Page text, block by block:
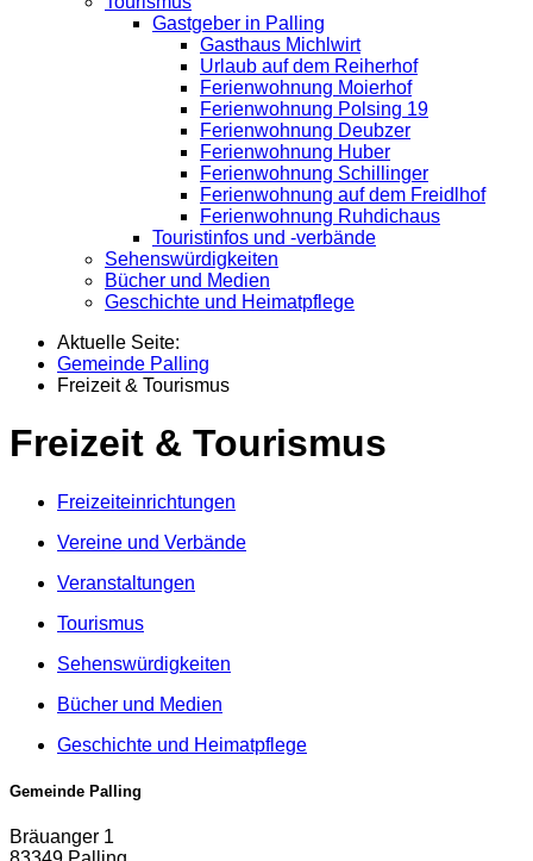
Gastgeber in Palling
Gasthaus Michlwirt
Urlaub auf dem Reiherhof
Ferienwohnung Moierhof
Ferienwohnung Polsing 19
Ferienwohnung Deubzer
Ferienwohnung Huber
Ferienwohnung Schillinger
Ferienwohnung auf dem Freidlhof
Ferienwohnung Ruhdichaus
Touristinfos und -verbände
Sehenswürdigkeiten
Bücher und Medien
Geschichte und Heimatpflege
Aktuelle Seite:
Gemeinde Palling
Freizeit & Tourismus
Freizeit & Tourismus
Freizeiteinrichtungen
Vereine und Verbände
Veranstaltungen
Tourismus
Sehenswürdigkeiten
Bücher und Medien
Geschichte und Heimatpflege
Gemeinde Palling
Bräuanger 1